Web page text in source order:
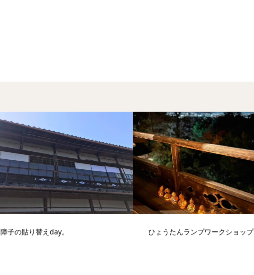
障子の貼り替えday。 ひょうたんランプワークショップ